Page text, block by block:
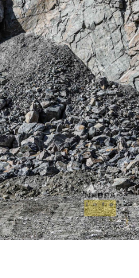
САНКЦІЙНІ НАДРА
БЛОГИ
TECHNO
CRITICAL MINERALS
НАДРА ІНШИХ
ПРО ПРОЕКТ